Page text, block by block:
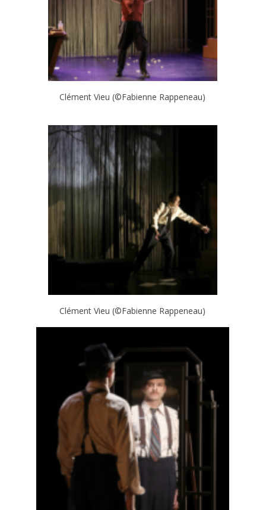
Clément Vieu (©Fabienne Rappeneau)
Clément Vieu (©Fabienne Rappeneau)